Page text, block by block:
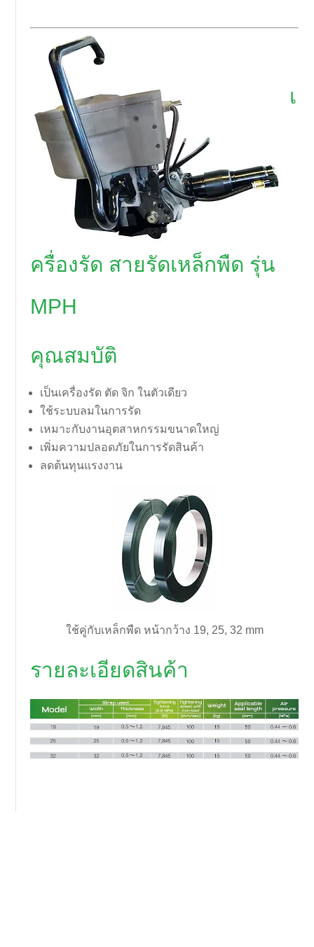
เ
ครื่องรัด สายรัดเหล็กพืด รุ่น
MPH
คุณสมบัติ
เป็นเครื่องรัด ตัด จิก ในตัวเดียว
ใช้ระบบลมในการรัด
เหมาะกับงานอุตสาหกรรมขนาดใหญ่
เพิ่มความปลอดภัยในการรัดสินค้า
ลดต้นทุนแรงงาน
ใช้คู่กับเหล็กพืด หน้ากว้าง 19, 25, 32 mm
รายละเอียดสินค้า